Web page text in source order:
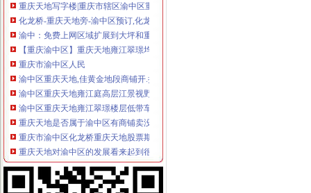
化龙桥-重庆天地旁-渝中区预订,化龙桥-重庆天地旁-渝中区价格_地址
渝中：免费上网区域扩展到大坪和重庆天地——人民网·重庆视窗—
【重庆渝中区】重庆天地雍江翠璟均价元/平米架报名中_重
重庆市渝中区人民
渝中区重庆天地,佳黄金地段商铺开.抢,重庆渝中李子坝重庆天地商
渝中区重庆天地雍江庭高层江景视野开阔住宅时尚小区,重庆渝中
渝中区重庆天地雍江翠璟楼层低带车位出售欢迎实地看房,重庆渝中
重庆天地是否属于渝中区有商铺卖没有价格多少–安居客房产问答
重庆市渝中区化龙桥重庆天地股票期货网上开户操作流程
重庆天地对渝中区的发展看来起到很大的作用……-重庆搜狐焦点
渝中区华龙桥重庆天地_中华文本库
【美宿美家酒店式公寓（重庆天地店）】地址：重庆市渝中区化龙桥
渝中免费上网区域扩展到大坪和重庆天地_网易新闻